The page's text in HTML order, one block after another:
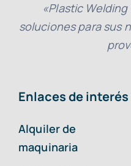
«Plastic
soluciones para sus
Enlaces de interés
Alquiler de
maquinaria